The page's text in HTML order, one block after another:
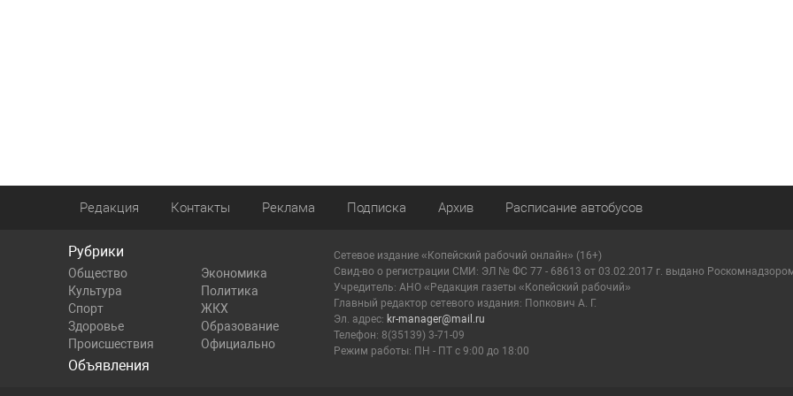
Редакция Контакты Реклама Подписка Архив Расписание автобусов
Рубрики
Общество
Экономика
Культура
Политика
Спорт
ЖКХ
Здоровье
Образование
Происшествия
Официально
Объявления
Сетевое издание «Копейский рабочий онлайн» (16+)
Cвид-во о регистрации СМИ: ЭЛ № ФС 77 - 68613 от 03.02.2017 г. выдано
Учредитель: АНО «Редакция газеты «Копейский рабочий»
Главный редактор сетевого издания: Попкович А. Г.
Эл. адрес: kr-manager@mail.ru
Телефон: 8(35139) 3-71-09
Режим работы: ПН - ПТ с 9:00 до 18:00